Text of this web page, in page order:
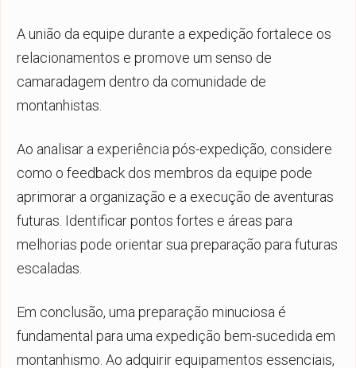
A união da equipe durante a expedição fortalece os
relacionamentos e promove um senso de
camaradagem dentro da comunidade de
montanhistas.
Ao analisar a experiência pós-expedição, considere
como o feedback dos membros da equipe pode
aprimorar a organização e a execução de aventuras
futuras. Identificar pontos fortes e áreas para
melhorias pode orientar sua preparação para futuras
escaladas.
Em conclusão, uma preparação minuciosa é
fundamental para uma expedição bem-sucedida em
montanhismo. Ao adquirir equipamentos essenciais,